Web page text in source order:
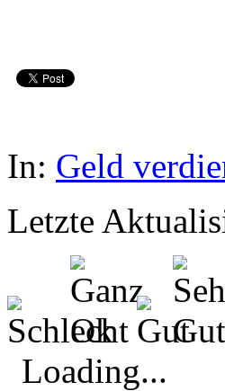
In: Geld
Letzte
Loading...